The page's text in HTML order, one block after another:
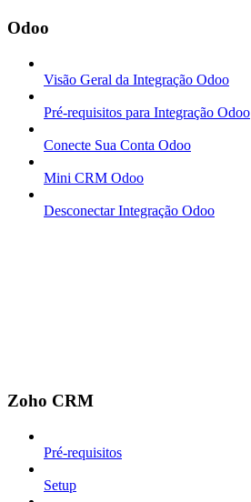
Odoo
Visão Geral da Integração Odoo
Pré-requisitos para Integração Odoo
Conecte Sua Conta Odoo
Mini CRM Odoo
Desconectar Integração Odoo
Zoho CRM
Pré-requisitos
Setup